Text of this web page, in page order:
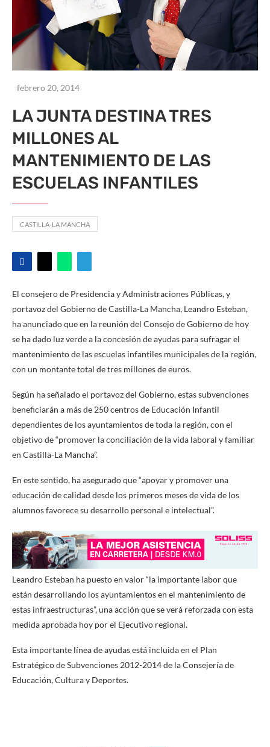
febrero 20, 2014
LA JUNTA DESTINA TRES
MILLONES AL
MANTENIMIENTO DE LAS
ESCUELAS INFANTILES
CASTILLA-LA MANCHA
El consejero de Presidencia y Administraciones Públicas, y
portavoz del Gobierno de Castilla-La Mancha, Leandro Esteban,
ha anunciado que en la reunión del Consejo de Gobierno de hoy
se ha dado luz verde a la concesión de ayudas para sufragar el
mantenimiento de las escuelas infantiles municipales de la región,
con un montante total de tres millones de euros.
Según ha señalado el portavoz del Gobierno, estas subvenciones
beneficiarán a más de 250 centros de Educación Infantil
dependientes de los ayuntamientos de toda la región, con el
objetivo de “promover la conciliación de la vida laboral y familiar
en Castilla-La Mancha”.
En este sentido, ha asegurado que “apoyar y promover una
educación de calidad desde los primeros meses de vida de los
alumnos favorece su desarrollo personal e intelectual”.
Leandro Esteban ha puesto en valor “la importante labor que
están desarrollando los ayuntamientos en el mantenimiento de
estas infraestructuras”, una acción que se verá reforzada con esta
medida aprobada hoy por el Ejecutivo regional.
Esta importante línea de ayudas está incluida en el Plan
Estratégico de Subvenciones 2012-2014 de la Consejería de
Educación, Cultura y Deportes.